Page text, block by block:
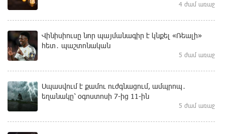
4 ժամ առաջ
Վինիսիուսը նոր պայմանագիր է կնքել «Ռեալի»
հետ․ պաշտոնական
5 ժամ առաջ
Սպասվում է քամու ուժգնացում, ամպրոպ․
եղանակը՝ օգոստոսի 7-ից 11-ին
5 ժամ առաջ